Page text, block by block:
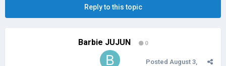
Reply to this topic
Barbie JUJUN 0
Posted August 3,